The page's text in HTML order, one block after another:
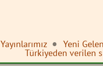
Yeni
Türkiyeden verilen